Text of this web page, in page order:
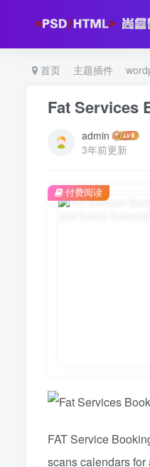
首页 主题插件
Fat Services
admin
3年前更新
付费阅读
FAT Service
scans calendars